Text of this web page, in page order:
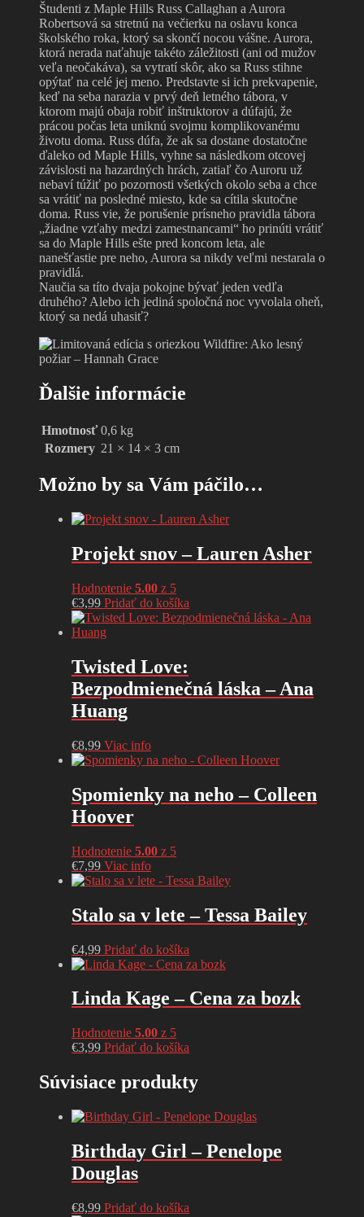
Študenti z Maple Hills Russ Callaghan a Aurora
Robertsová sa stretnú na večierku na oslavu konca
školského roka, ktorý sa skončí nocou vášne. Aurora,
ktorá nerada naťahuje takéto záležitosti (ani od mužov
veľa neočakáva), sa vytratí skôr, ako sa Russ stihne
opýtať na celé jej meno. Predstavte si ich prekvapenie,
keď na seba narazia v prvý deň letného tábora, v
ktorom majú obaja robiť inštruktorov a dúfajú, že
prácou počas leta uniknú svojmu komplikovanému
životu doma. Russ dúfa, že ak sa dostane dostatočne
ďaleko od Maple Hills, vyhne sa následkom otcovej
závislosti na hazardných hrách, zatiaľ čo Auroru už
nebaví túžiť po pozornosti všetkých okolo seba a chce
sa vrátiť na posledné miesto, kde sa cítila skutočne
doma. Russ vie, že porušenie prísneho pravidla tábora
„žiadne vzťahy medzi zamestnancami“ ho prinúti vrátiť
sa do Maple Hills ešte pred koncom leta, ale
nanešťastie pre neho, Aurora sa nikdy veľmi nestarala o
pravidlá.
Naučia sa títo dvaja pokojne bývať jeden vedľa
druhého? Alebo ich jediná spoločná noc vyvolala oheň,
ktorý sa nedá uhasiť?
Ďalšie informácie
Hmotnosť 0,6 kg
Rozmery 21 × 14 × 3 cm
Možno by sa Vám páčilo…
Projekt snov – Lauren Asher
Hodnotenie 5.00 z 5
€3,99 Pridať do košíka
Twisted Love:
Bezpodmienečná láska – Ana
Huang
€8,99 Viac info
Spomienky na neho – Colleen
Hoover
Hodnotenie 5.00 z 5
€7,99 Viac info
Stalo sa v lete – Tessa Bailey
€4,99 Pridať do košíka
Linda Kage – Cena za bozk
Hodnotenie 5.00 z 5
€3,99 Pridať do košíka
Súvisiace produkty
Birthday Girl – Penelope
Douglas
€8,99 Pridať do košíka